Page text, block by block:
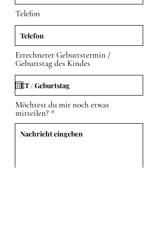
Telefon
Errechneter Geburtstermin /
Geburtstag des Kindes
Möchtest du mir noch etwas
mitteilen?